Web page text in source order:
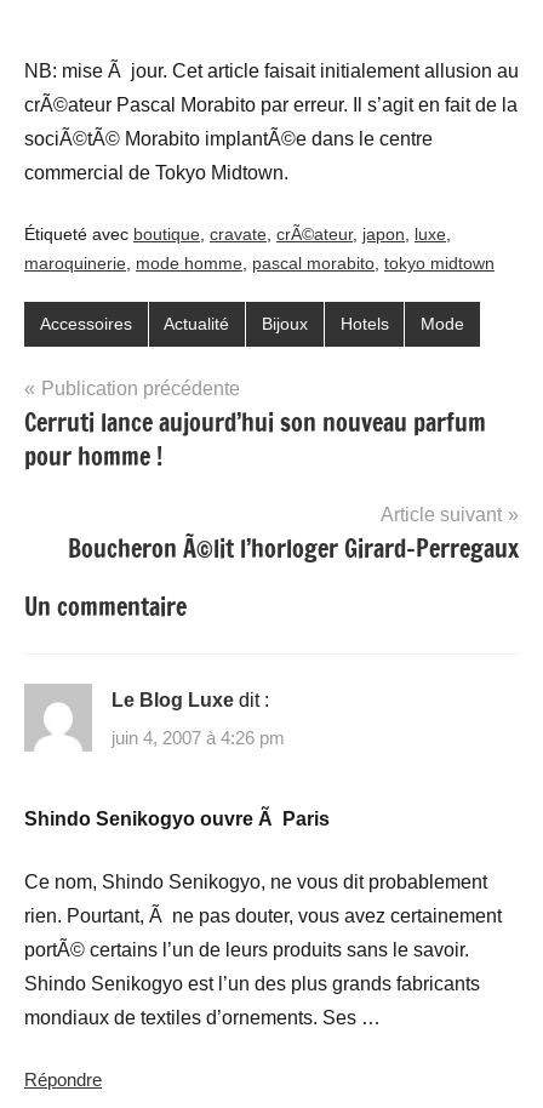
NB: mise Ã jour. Cet article faisait initialement allusion au
crÃ©ateur Pascal Morabito par erreur. Il s’agit en fait de la
sociÃ©tÃ© Morabito implantÃ©e dans le centre
commercial de Tokyo Midtown.
Étiqueté avec boutique cravate crÃ©ateur, japon luxe
maroquinerie mode homme pascal morabito tokyo midtown
Accessoires Actualité Bijoux Hotels Mode
Navigation
de
l’article
Publication précédente
Cerruti lance aujourd’hui son nouveau parfum
pour homme !
Article suivant
Boucheron Ã©lit l’horloger Girard-Perregaux
Un commentaire
Le Blog Luxe dit :
juin 4, 2007 à 4:26 pm
Shindo Senikogyo ouvre Ã Paris
Ce nom, Shindo Senikogyo, ne vous dit probablement
rien. Pourtant, Ã ne pas douter, vous avez certainement
portÃ© certains l’un de leurs produits sans le savoir.
Shindo Senikogyo est l’un des plus grands fabricants
mondiaux de textiles d’ornements. Ses …
Répondre